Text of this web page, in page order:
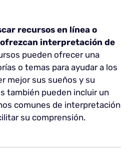
recursos en línea o
interpretación de
pueden ofrecer una
o temas para ayudar a los
mejor sus sueños y su
también pueden incluir un
comunes de interpretación
su comprensión.